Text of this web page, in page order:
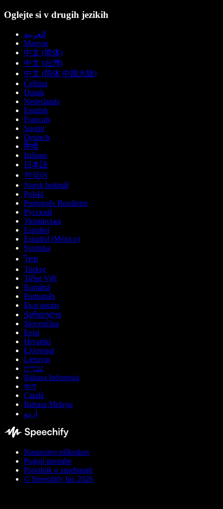
Oglejte si v drugih jezikih
العربية
Magyar
中文 (简体)
中文 (台灣)
中文 (简体 中国大陆)
Čeština
Dansk
Nederlands
English
Français
Suomi
Deutsch
हिन्दी
Italiano
日本語
한국어
Norsk bokmål
Polski
Português Brasileiro
Русский
Українська
Español
Español (México)
Svenska
ไทย
Türkçe
Tiếng Việt
Română
Português
Български
ქართული
Slovenčina
Eesti
Hrvatski
Ελληνικά
Lietuvių
עברית
Bahasa Indonesia
বাংলা
Català
Bahasa Melayu
اردو
Nastavitve piškotkov
Pogoji uporabe
Pravilnik o zasebnosti
© Speechify Inc 2026